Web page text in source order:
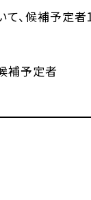
、候補予定者
補予定者